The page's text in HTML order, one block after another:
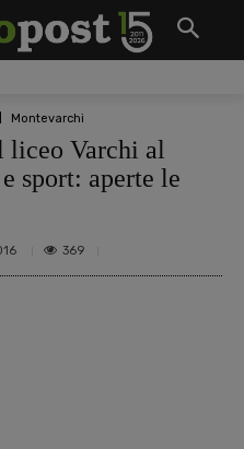
Montevarchi
liceo Varchi al
sport: aperte le
369